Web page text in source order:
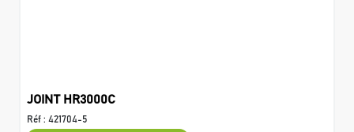
JOINT HR3000C
Réf : 421704-5